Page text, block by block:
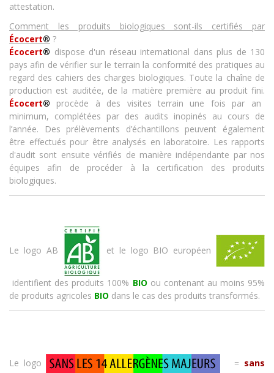
attestation.
Comment les produits biologiques sont-ils certifiés par
Écocert® ?
Écocert® dispose d'un réseau international dans plus de 130
pays afin de vérifier sur le terrain la conformité des pratiques au
regard des cahiers des charges biologiques. Toute la chaîne de
production est auditée, de la matière première au produit fini.
Écocert®
procède à des visites terrain une fois par an
minimum, complétées par des audits inopinés au cours de
l’année. Des prélèvements d’échantillons peuvent également
être effectués pour être analysés en laboratoire. Les rapports
d'audit sont ensuite vérifiés de manière indépendante par nos
équipes afin de procéder à la certification des produits
biologiques.
Le logo AB et le logo BIO européen
identifient des produits 100% BIO ou contenant au moins 95%
de produits agricoles BIO dans le cas des produits transformés.
Le logo = sans